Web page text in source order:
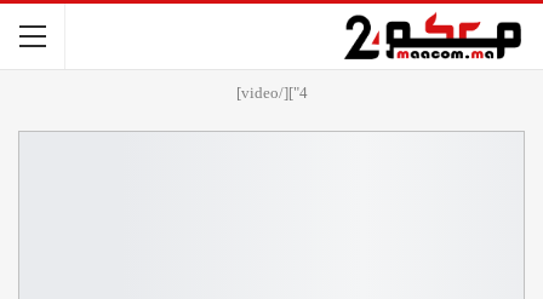
4"][/video]